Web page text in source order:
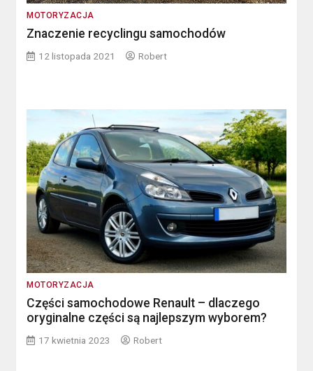
MOTORYZACJA
Znaczenie recyclingu samochodów
12 listopada 2021 Robert
MOTORYZACJA
Części samochodowe Renault – dlaczego
oryginalne części są najlepszym wyborem?
17 kwietnia 2023 Robert